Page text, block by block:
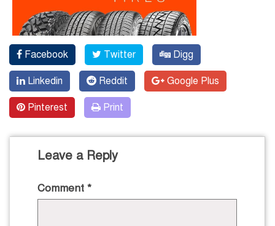
Facebook Twitter Digg
Linkedin Reddit Google Plus
Pinterest Print
Leave a Reply
Comment *